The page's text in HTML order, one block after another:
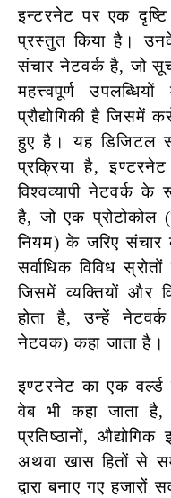
इन्टरनेट पर एक
प्रस्तुत किया है।
संचार नेटवर्क है, जो
महत्त्वपूर्ण
प्रौद्योगिकी है जिसमें
हुए है। यह डिजिटल
प्रक्रिया है,
विश्वव्यापी नेटवर्क के
है, जो एक प्रोटोकोल
नियम) के जरिए
सर्वाधिक विविध
जिसमें व्यक्तियों और
होता है, उन्हें
नेटवक) कहा जाता है।
इण्टरनेट का एक
वेब भी कहा जाता है,
प्रतिष्ठानों,
अथवा खास हितों से
द्वारा बनाए गए